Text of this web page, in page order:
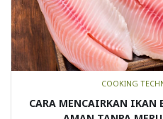
COOKING
CARA MENCAIRKAN IKAN